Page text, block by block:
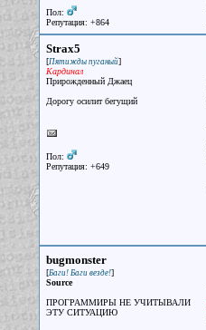
Пол:
Репутация: +864
Strax5
[Пятижды пуганый]
Кардинал
Прирожденный Джаец
Дорогу осилит бегущий
Пол:
Репутация: +649
bugmonster
[Баги! Баги везде!]
Source
ПРОГРАММИРЫ НЕ УЧИТЫВАЛИ
ЭТУ СИТУАЦИЮ